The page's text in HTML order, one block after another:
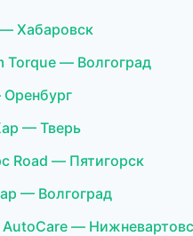
Хабаровск
Torque — Волгоград
— Тверь
Road — Пятигорск
— Волгоград
AutoCare —